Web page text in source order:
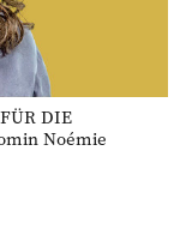
DIE
Noémie